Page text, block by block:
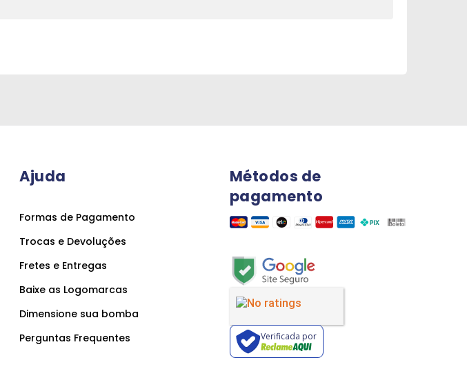
Ajuda
Formas de Pagamento
Trocas e Devoluções
Fretes e Entregas
Baixe as Logomarcas
Dimensione sua bomba
Perguntas Frequentes
Métodos de
pagamento
Verificada por